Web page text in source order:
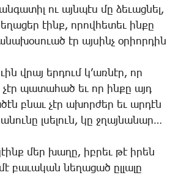
ու այն­պէս մը ձե­ւաց­նել,
էինք, ո­րով­հե­տեւ ին­քը
էր այ­սինչ օ­րիոր­դին
վրայ եր­դում կ’առ­նէր, որ
պա­տա­հած եւ որ ին­քը այդ
բնաւ չէր ա­խոր­ժեր եւ ար­դէն
լսե­լուն, կը ջղայ­նա­նար…
մեր խա­ղը, իբ­րեւ թէ ի­րեն
բա­ւա­կան նե­ղա­ցած ըլ­լա­լը